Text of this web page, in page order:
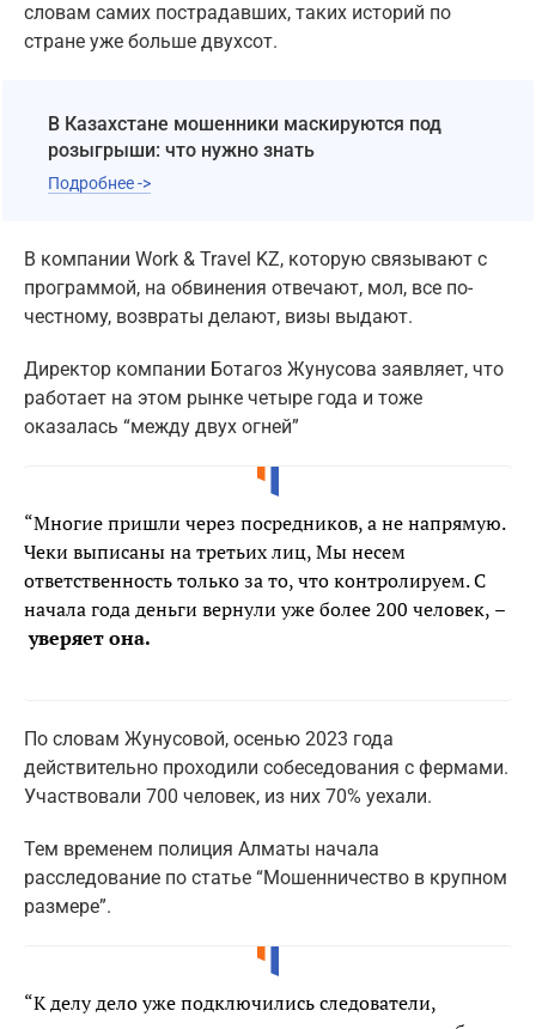
словам самих пострадавших, таких историй по
стране уже больше двухсот.
В Казахстане мошенники маскируются под
розыгрыши: что нужно знать
Подробнее ->
В компании Work & Travel KZ, которую связывают с
программой, на обвинения отвечают, мол, все по-
честному, возвраты делают, визы выдают.
Директор компании Ботагоз Жунусова заявляет, что
работает на этом рынке четыре года и тоже
оказалась “между двух огней”
“Многие пришли через посредников, а не напрямую.
Чеки выписаны на третьих лиц, Мы несем
ответственность только за то, что контролируем. С
начала года деньги вернули уже более 200 человек, –
уверяет она.
По словам Жунусовой, осенью 2023 года
действительно проходили собеседования с фермами.
Участвовали 700 человек, из них 70% уехали.
Тем временем полиция Алматы начала
расследование по статье “Мошенничество в крупном
размере”.
“К делу дело уже подключились следователи,